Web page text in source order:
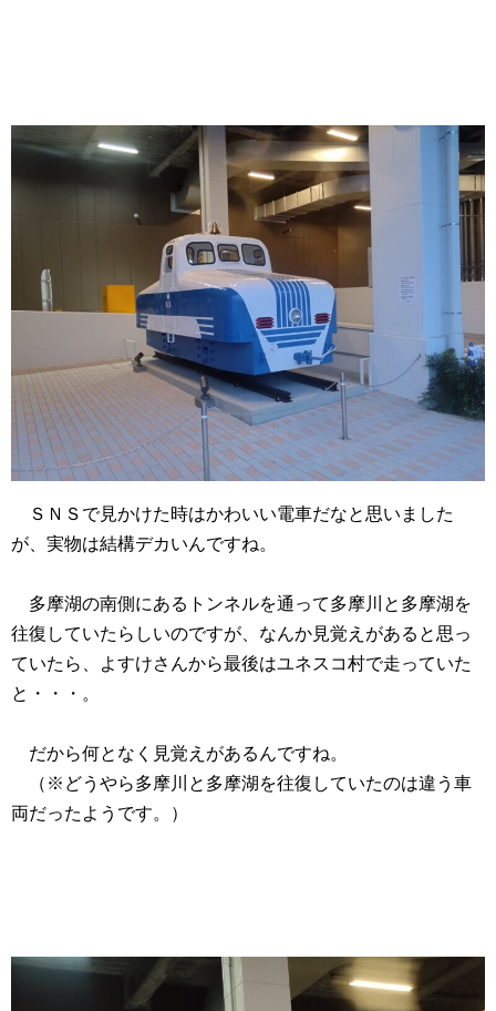
ＳＮＳで見かけた時はかわいい電車だなと思いました
が、実物は結構デカいんですね。
多摩湖の南側にあるトンネルを通って多摩川と多摩湖を
往復していたらしいのですが、なんか見覚えがあると思っ
ていたら、よすけさんから最後はユネスコ村で走っていた
と・・・。
だから何となく見覚えがあるんですね。
（※どうやら多摩川と多摩湖を往復していたのは違う車
両だったようです。）